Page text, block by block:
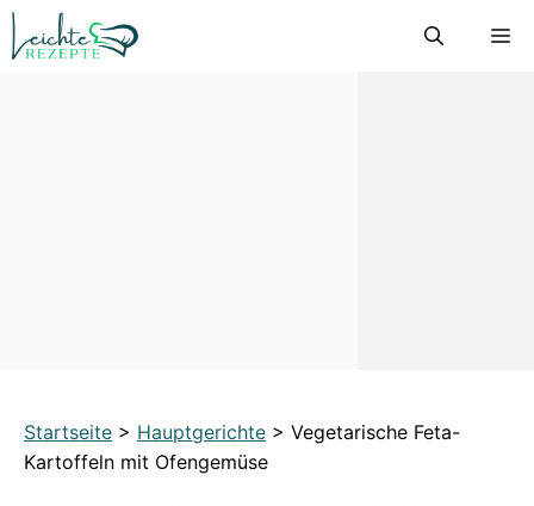
Zum
Inhalt
Startseite > Hauptgerichte > Vegetarische Feta-
Kartoffeln mit Ofengemüse